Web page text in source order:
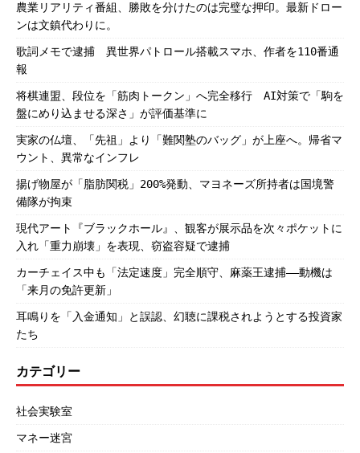
農業リアリティ番組、勝敗を分けたのは完璧な押印。最新ドロー
ンは文鎮代わりに。
歌詞メモで逮捕 異世界パトロール搭載スマホ、作者を110番通
報
将棋連盟、段位を「筋肉トークン」へ完全移行 AI対策で「駒を
盤にめり込ませる深さ」が評価基準に
実家の仏壇、「先祖」より「難関塾のバッグ」が上座へ。帰省マ
ウント、異常なインフレ
揚げ物屋が「脂肪関税」200%発動、マヨネーズ所持者は国境警
備隊が拘束
現代アート『ブラックホール』、観客が展示品を次々ポケットに
入れ「重力崩壊」を表現、窃盗容疑で逮捕
カーチェイス中も「法定速度」完全順守、麻薬王逮捕――動機は
「来月の免許更新」
耳鳴りを「入金通知」と誤認、幻聴に課税されようとする投資家
たち
カテゴリー
社会実験室
マネー迷宮